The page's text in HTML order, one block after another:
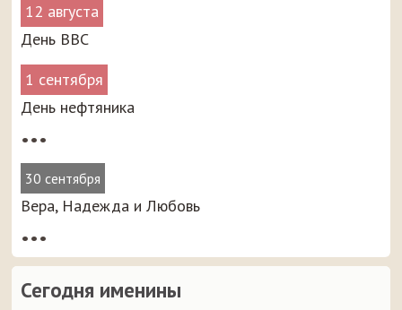
12 августа
День ВВС
1 сентября
День нефтяника
•••
30 сентября
Вера, Надежда и Любовь
•••
Сегодня именины